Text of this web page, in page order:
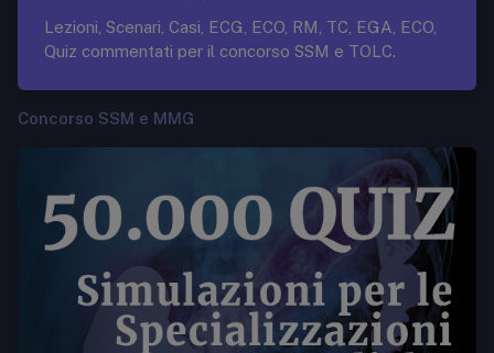
Lezioni, Scenari, Casi, ECG, ECO, RM, TC, EGA, ECO,
Quiz commentati per il concorso SSM e TOLC.
Concorso SSM e MMG